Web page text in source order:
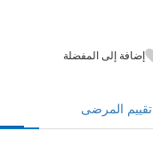
إضافة إلى المفضلة
تقييم المرضى